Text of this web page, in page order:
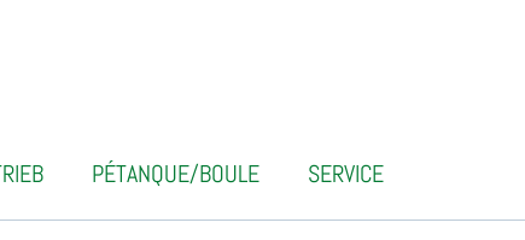
PÉTANQUE/BOULE SERVICE